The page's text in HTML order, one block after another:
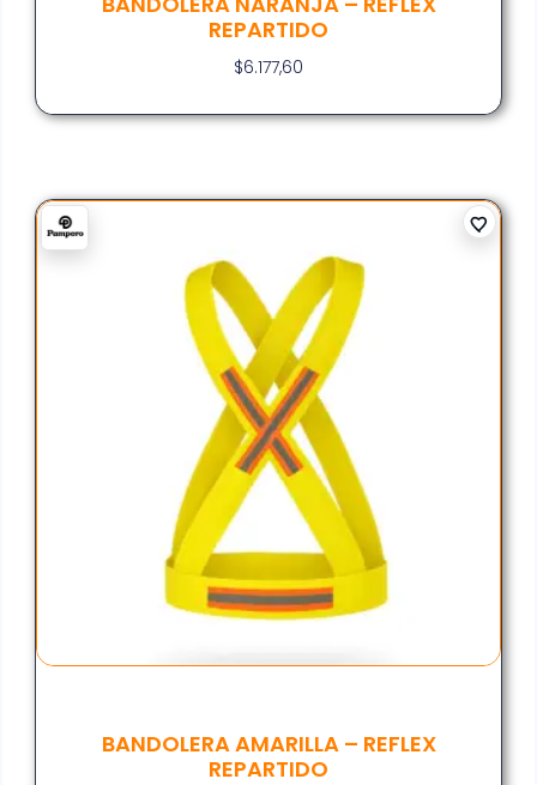
REPARTIDO
$6.177,60
BANDOLERA AMARILLA – REFLEX
REPARTIDO